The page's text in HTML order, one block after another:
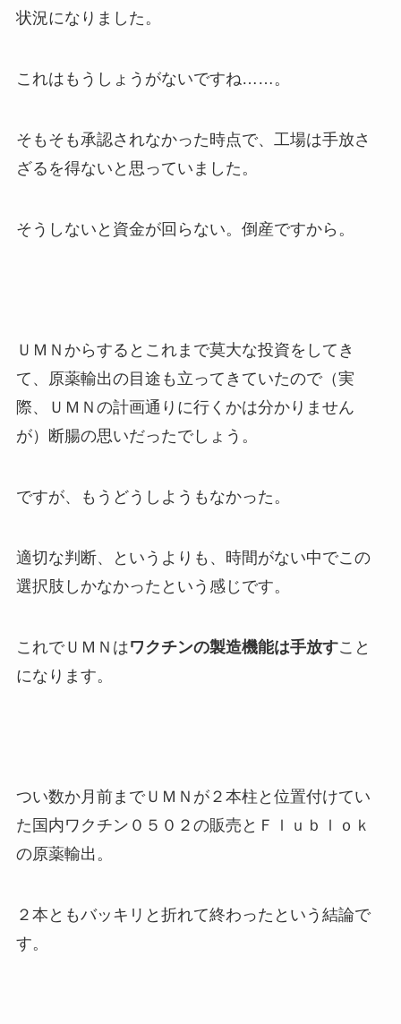
状況になりました。
これはもうしょうがないですね……。
そもそも承認されなかった時点で、工場は手放さ
ざるを得ないと思っていました。
そうしないと資金が回らない。倒産ですから。
ＵＭＮからするとこれまで莫大な投資をしてき
て、原薬輸出の目途も立ってきていたので（実
際、ＵＭＮの計画通りに行くかは分かりません
が）断腸の思いだったでしょう。
ですが、もうどうしようもなかった。
適切な判断、というよりも、時間がない中でこの
選択肢しかなかったという感じです。
これでＵＭＮはワクチンの製造機能は手放すこと
になります。
つい数か月前までＵＭＮが２本柱と位置付けてい
た国内ワクチン０５０２の販売とＦｌｕｂｌｏｋ
の原薬輸出。
２本ともバッキリと折れて終わったという結論で
す。